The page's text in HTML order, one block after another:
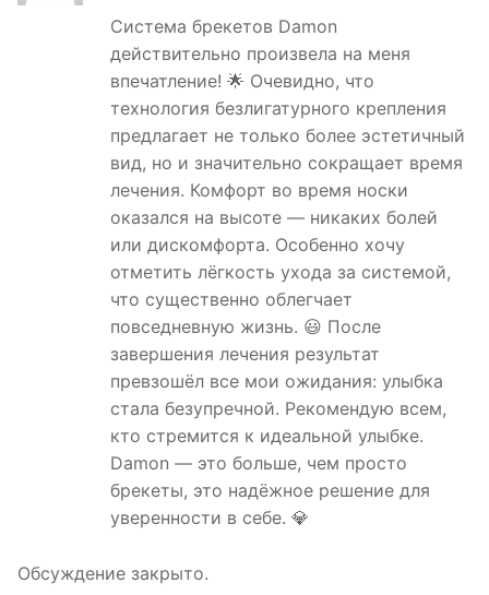
Система брекетов Damon
действительно произвела на меня
впечатление! 🌟 Очевидно, что
технология безлигатурного крепления
предлагает не только более эстетичный
вид, но и значительно сокращает время
лечения. Комфорт во время носки
оказался на высоте — никаких болей
или дискомфорта. Особенно хочу
отметить лёгкость ухода за системой,
что существенно облегчает
повседневную жизнь. 😃 После
завершения лечения результат
превзошёл все мои ожидания: улыбка
стала безупречной. Рекомендую всем,
кто стремится к идеальной улыбке.
Damon — это больше, чем просто
брекеты, это надёжное решение для
уверенности в себе. 💎
Обсуждение закрыто.